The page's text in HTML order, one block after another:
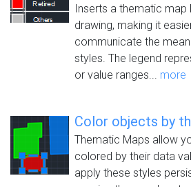
Inserts a thematic map
drawing, making it
communicate the
styles. The legend
or value ranges... more
Color objects by
Thematic Maps allow
colored by their data
apply these styles